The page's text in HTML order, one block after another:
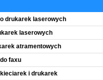
drukarek laserowych
laserowych
atramentowych
faxu
i drukarek